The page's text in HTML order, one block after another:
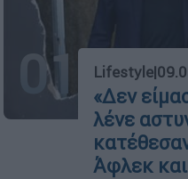
01 Lifestyle|
«Δεν
λένε
Άφλεκ